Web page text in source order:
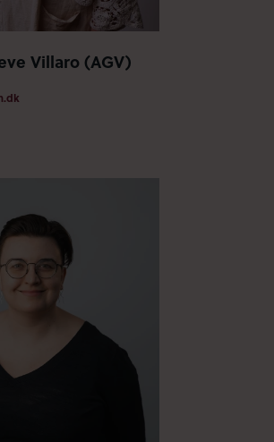
Villaro (AGV)